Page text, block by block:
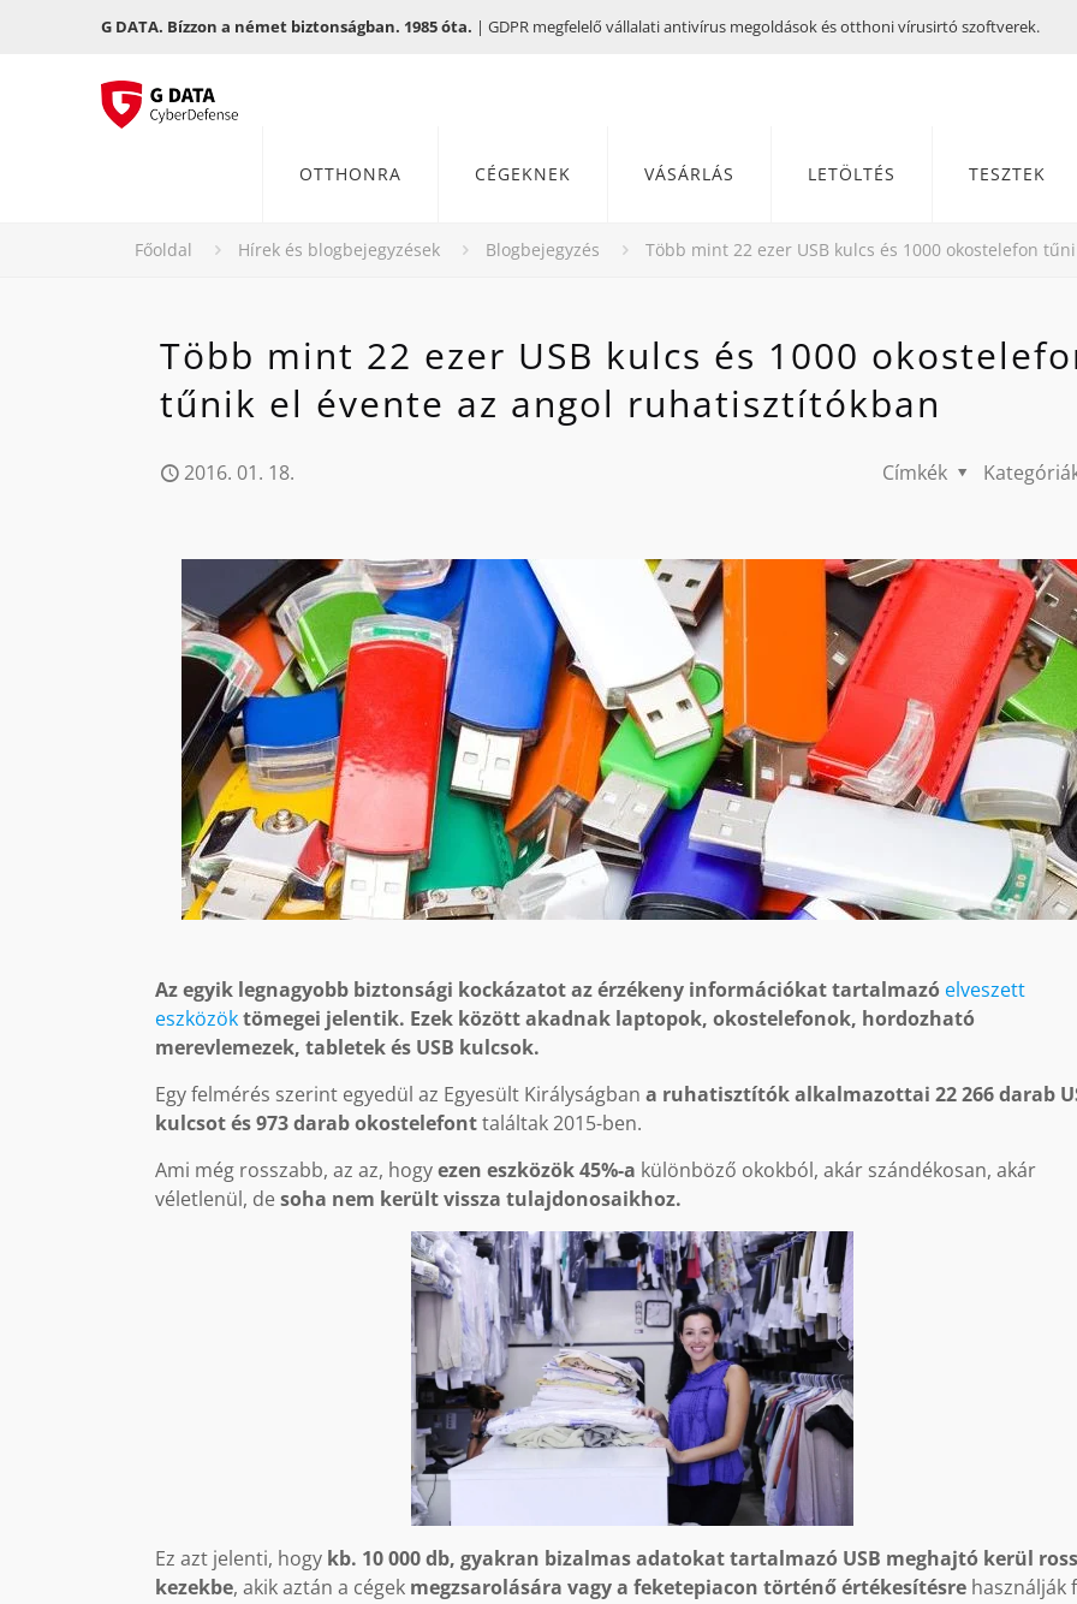
G DATA. Bízzon a német biztonságban. 1985 óta. | GDPR megfelelő vállalati antivírus megoldások és otthoni vírusirtó szoftverek.
OTTHONRA CÉGEKNEK VÁSÁRLÁS LETÖLTÉS TESZTEK
Főoldal Hírek és blogbejegyzések Blogbejegyzés Több mint 22 ezer USB kulcs és 1000 okostelefon
Több mint 22 ezer USB kulcs és 1000
tűnik el évente az angol ruhatisztítókban
2016. 01. 18. Címkék
Az egyik legnagyobb biztonsági kockázatot az érzékeny információkat tartalmazó elveszett
eszközöktömegei jelentik. Ezek között akadnak laptopok, okostelefonok, hordozható
merevlemezek, tabletek és USB kulcsok.
Egy felmérés szerint egyedül az Egyesült Királyságbana ruhatisztítók alkalmazottai 22 266 darab
kulcsot és 973 darab okostelefonttaláltak 2015-ben.
Ami még rosszabb, az az, hogyezen eszközök 45%-a különböző okokból, akár szándékosan, akár
véletlenül, desoha nem került vissza tulajdonosaikhoz.
Ez azt jelenti, hogy kb. 10 000 db, gyakran bizalmas adatokat tartalmazó USB meghajtó kerül
kezekbe, akik aztán a cégek megzsarolására vagy a feketepiacon történő értékesítésre használják